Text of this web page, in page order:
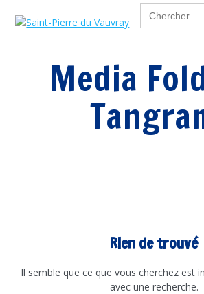
Passer
au
Media
Rien de trouvé
Il semble que ce que vous cherchez est
avec une recherche.